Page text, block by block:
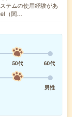
テムの使用経験があ
（関…
50代
60代
男性